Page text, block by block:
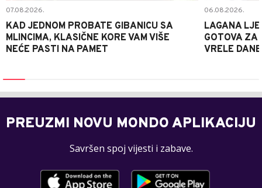
07.08.2026.
KAD JEDNOM PROBATE GIBANICU SA
MLINCIMA, KLASIČNE KORE VAM VIŠE
NEĆE PASTI NA PAMET
06.08.2026.
LAGANA
GOTOVA ZA
VRELE DANE
PREUZMI NOVU MONDO APLIKACIJU
Savršen spoj vijesti i zabave.